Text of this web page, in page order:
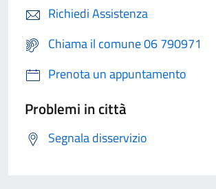
Richiedi Assistenza
Chiama il comune 06 790971
Prenota un appuntamento
Problemi in città
Segnala disservizio